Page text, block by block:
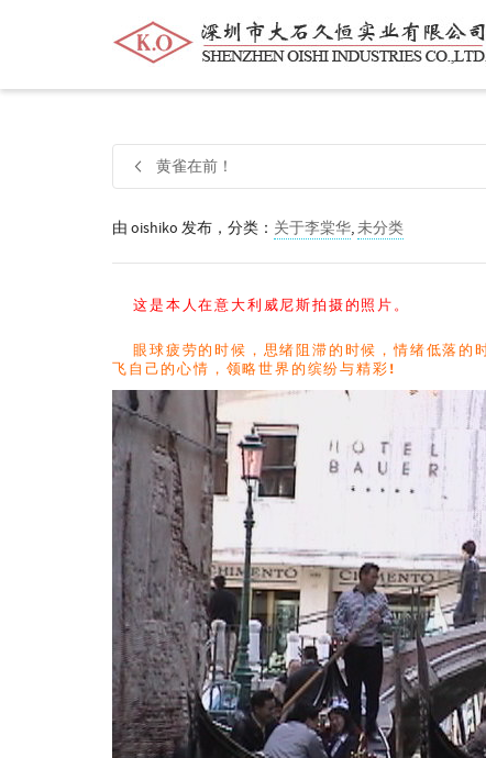
帮我查找新的衬衫尺码中号价格
黄雀在前！
由 oishiko 发布，分类： 关于李棠华,未分类
这是本人在意大利威尼斯拍摄的照片。
眼球疲劳的时候，思绪阻滞的时候，情绪低落的
飞自己的心情，领略世界的缤纷与精彩!